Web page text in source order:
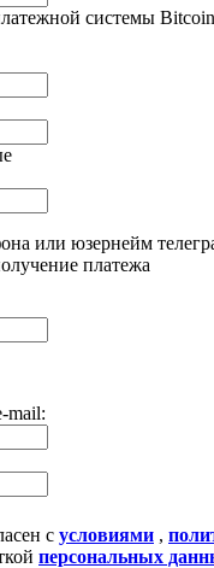
системы
или юзернейм
платежа
mail:
с условиями ,
персональных